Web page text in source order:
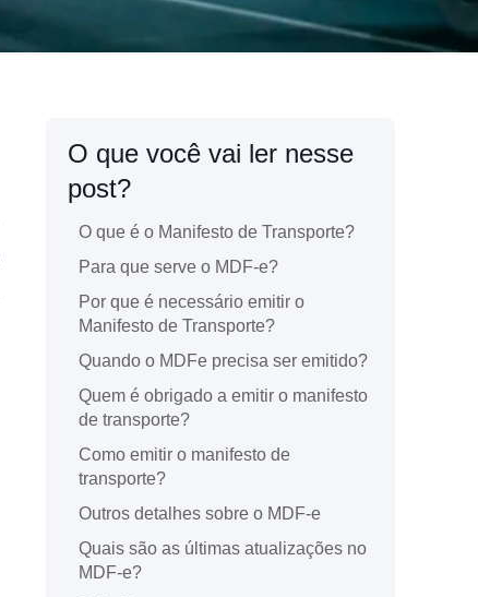
O que você vai ler nesse
post?
O que é o Manifesto de Transporte?
Para que serve o MDF-e?
Por que é necessário emitir o
Manifesto de Transporte?
Quando o MDFe precisa ser emitido?
Quem é obrigado a emitir o manifesto
de transporte?
Como emitir o manifesto de
transporte?
Outros detalhes sobre o MDF-e
Quais são as últimas atualizações no
MDF-e?